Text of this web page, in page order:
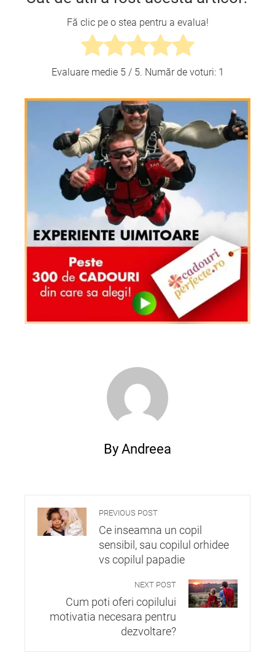
Fă clic pe o stea pentru a evalua!
Evaluare medie 5 / 5. Număr de voturi: 1
By Andreea
PREVIOUS POST
Ce inseamna un copil
sensibil, sau copilul orhidee
vs copilul papadie
NEXT POST
Cum poti oferi copilului
motivatia necesara pentru
dezvoltare?